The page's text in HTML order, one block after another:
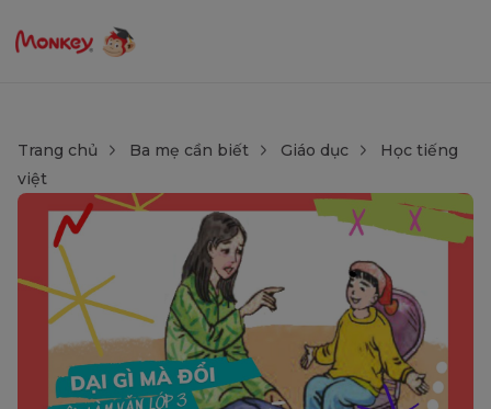
Trang chủ Ba mẹ cần biết Giáo dục
Học tiếng
việt